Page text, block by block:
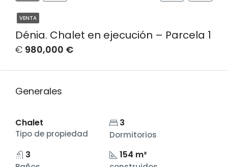
VENTA
Dénia. Chalet en ejecución – Parcela 1
€ 980,000 €
Generales
Chalet
Tipo de propiedad
3
Dormitorios
3 154 m²